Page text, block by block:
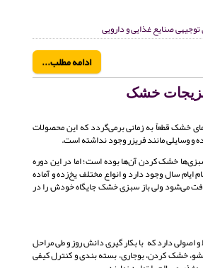
صنایع غذایی و دارویی
ادامه مطلب...
خشک
خشک قطعاً به زمانی برمی‌گردد که این محصولات
و وسایلی مانند فریزر وجود نداشته است.
خشک کردن آن‌ها بوده است؛ اما در این دوره
ایام سال وجود دارد و انواع مختلف یخ‌زده و آماده
می‌شود ولی باز سبزی خشک جایگاه خودش را در
دارد که با بکار گیری دانش روز و طی مراحل
خشک کردن، بوجاری، بسته بندی و کنترل کیفی